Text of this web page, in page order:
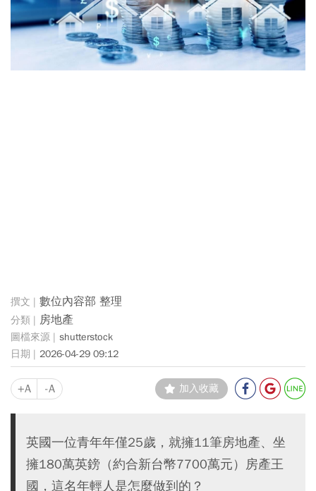
數位內容部 整理
房地產
shutterstock
2026-04-29 09:12
+A -A 加入收藏
英國一位青年年僅25歲，就擁11筆房地產、坐
擁180萬英鎊（約合新台幣7700萬元）房產王
國，這名年輕人是怎麼做到的？